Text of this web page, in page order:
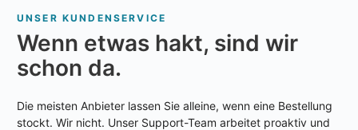
UNSER KUNDENSERVICE
Wenn etwas hakt, sind wir
schon da.
Die meisten Anbieter lassen Sie alleine, wenn eine Bestellung
stockt. Wir nicht. Unser Support-Team arbeitet proaktiv und